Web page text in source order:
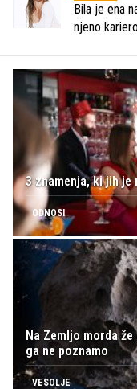
Bila je ena
njeno
3 znamenja, ki jih
ODNOSI
Na Zemljo morda
ga ne poznamo
VESOLJE